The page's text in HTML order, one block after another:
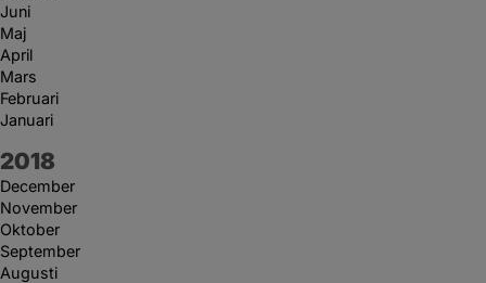
Juni
Maj
April
Mars
Februari
Januari
År:
2018
December
November
Oktober
September
Augusti